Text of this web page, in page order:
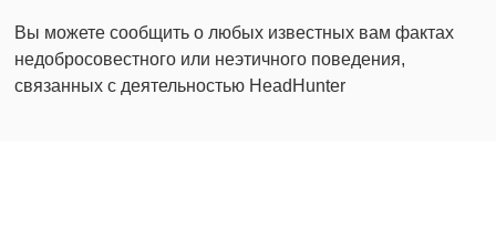
Вы можете сообщить о любых известных вам фактах
недобросовестного или неэтичного поведения,
связанных с деятельностью HeadHunter